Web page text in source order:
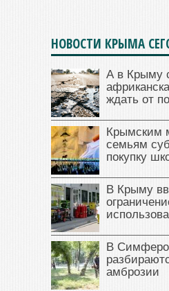
НОВОСТИ КРЫМА
А в Крыму
ждать от
Крымским
семьям
покупку
В Крыму
В
амброзии